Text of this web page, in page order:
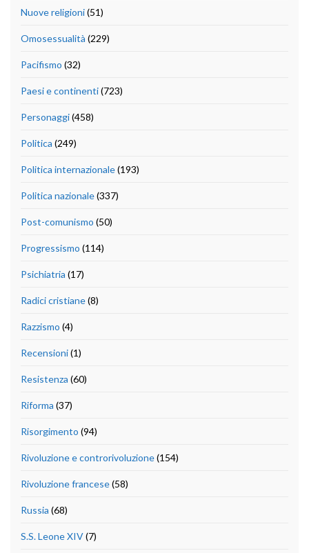
Nuove religioni(51)
Omosessualità (229)
Pacifismo (32)
Paesi e continenti(723)
Personaggi(458)
Politica (249)
Politica internazionale(193)
Politica nazionale(337)
Post-comunismo (50)
Progressismo (114)
Psichiatria (17)
Radici cristiane(8)
Razzismo (4)
Recensioni(1)
Resistenza (60)
Riforma (37)
Risorgimento (94)
Rivoluzione e controrivoluzione(154)
Rivoluzione francese(58)
Russia (68)
S.S. Leone XIV(7)